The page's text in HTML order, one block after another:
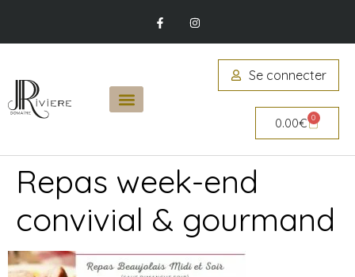
Se connecter
0.00€ 0
Repas week-end
convivial & gourmand